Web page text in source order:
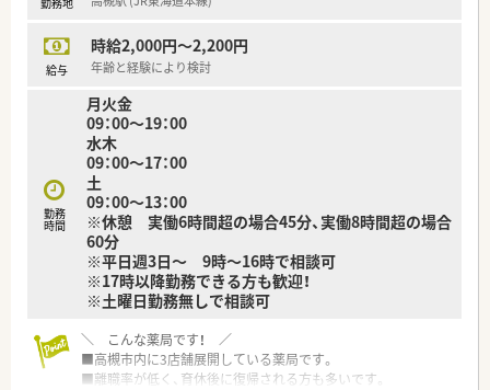
給与
時給2,000円～2,200円
年齢と経験により検討
勤務
時間
月火金
09：00～19：00
水木
09：00～17：00
土
09：00～13：00
※休憩 実働6時間超の場合45分、実働8時間超の場合
60分
※平日週3日～ 9時～16時で相談可
※17時以降勤務できる方も歓迎！
※土曜日勤務無しで相談可
＼ こんな薬局です！ ／
■高槻市内に3店舗展開している薬局です。
■離職率が低く、育休後に復帰される方も多いです。